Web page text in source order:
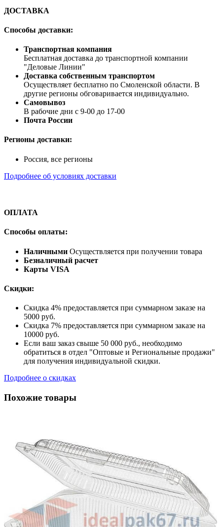
ДОСТАВКА
Способы доставки:
Транспортная компания
Бесплатная доставка до транспортной компании
"Деловые Линии"
Доставка собственным транспортом
Осуществляет бесплатно по Смоленской области. В
другие регионы обговаривается индивидуально.
Самовывоз
В рабочие дни с 9-00 до 17-00
Почта России
Регионы доставки:
Россия, все регионы
Подробнее об условиях доставки
ОПЛАТА
Способы оплаты:
Наличными Осуществляется при получении товара
Безналичный расчет
Карты VISA
Скидки:
Скидка 4% предоставляется при суммарном заказе на
5000 руб.
Скидка 7% предоставляется при суммарном заказе на
10000 руб.
Если ваш заказ свыше 50 000 руб., необходимо
обратиться в отдел "Оптовые и Региональные продажи"
для получения индивидуальной скидки.
Подробнее о скидках
Похожие товары